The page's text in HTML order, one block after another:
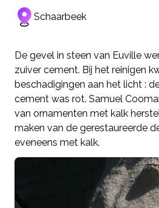
Schaarbeek
De gevel in steen van Euville
zuiver cement. Bij het reinigen
beschadigingen aan het licht :
cement was rot. Samuel
van ornamenten met kalk
maken van de gerestaureerde
eveneens met kalk.